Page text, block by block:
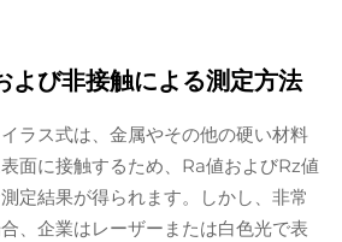
よび非接触による測定方法
ラス式は、金属やその他の硬い材料
面に接触するため、Ra値およびRz値
定結果が得られます。しかし、非常
、企業はレーザーまたは白色光で表